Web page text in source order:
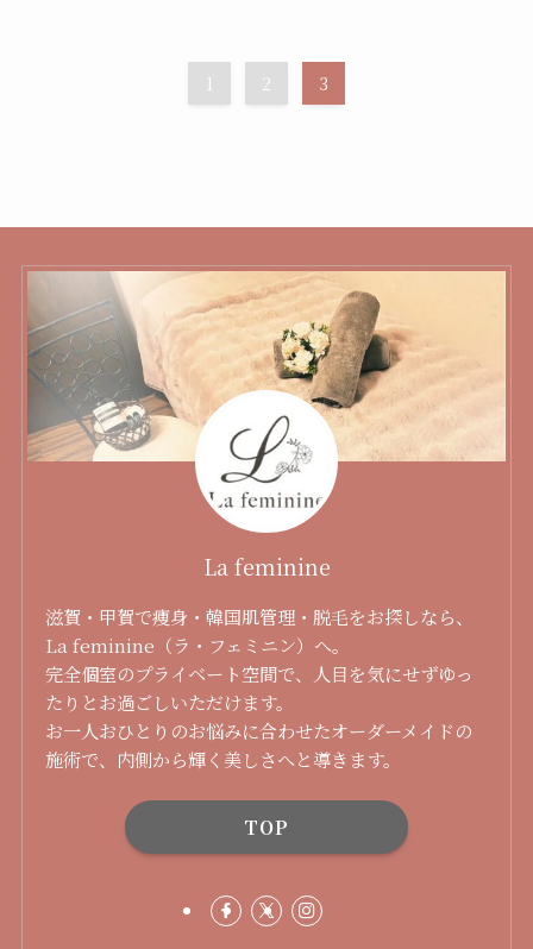
1 2 3
La feminine
滋賀・甲賀で痩身・韓国肌管理・脱毛をお探しなら、
La feminine（ラ・フェミニン）へ。
完全個室のプライベート空間で、人目を気にせずゆっ
たりとお過ごしいただけます。
お一人おひとりのお悩みに合わせたオーダーメイドの
施術で、内側から輝く美しさへと導きます。
TOP